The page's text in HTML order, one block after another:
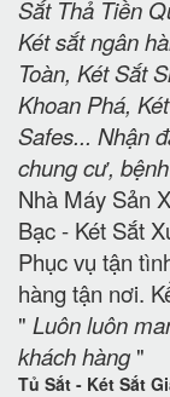
Sắt Thả Tiền
Két sắt ngân
Toàn, Két Sắt
Khoan Phá,
Safes... Nhận
chung cư,
Nhà Máy Sản
Bạc - Két Sắt
Phục vụ tận
hàng tận nơi.
" Luôn luôn
khách hàng"
Tủ Sắt - Két Sắt